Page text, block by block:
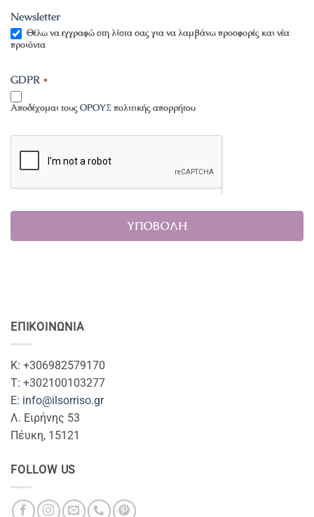
Newsletter
Θέλω να εγγραφώ στη λίστα σας για να λαμβάνω προσφορές και νέα
προιόντα
GDPR *
Αποδέχομαι τους ΟΡΟΥΣπολιτικής απορρήτου
ΕΠΙΚΟΙΝΩΝΊΑ
Κ: +306982579170
T: +302100103277
Ε: info@ilsorriso.gr
Λ. Ειρήνης 53
Πέυκη, 15121
FOLLOW US